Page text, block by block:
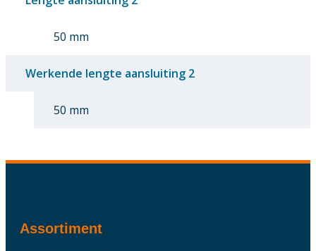
50 mm
Werkende lengte aansluiting 2
50 mm
Assortiment